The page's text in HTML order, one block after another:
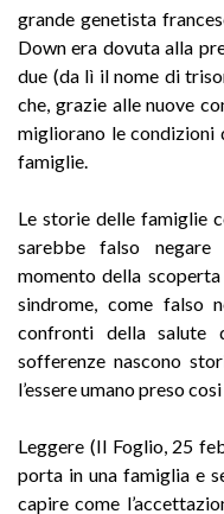
grande genetista
Down era dovuta alla
due (da lì il nome di
che, grazie alle nuove
migliorano le
famiglie.
Le storie delle famiglie
sarebbe falso
momento della
sindrome, come falso
confronti della salute
sofferenze nascono
l’essere umano preso
Leggere (Il Foglio, 25
porta in una famiglia e
capire come